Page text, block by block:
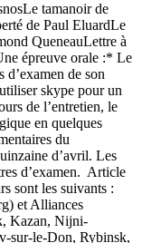
tamanoir de
de Paul EluardLe
QueneauLettre à
épreuve orale :* Le
d’examen de son
skype pour un
de l’entretien, le
en quelques
du
d’avril. Les
d’examen. Article
sont les suivants :
et Alliances
Kazan, Nijni-
sur-le-Don, Rybinsk,